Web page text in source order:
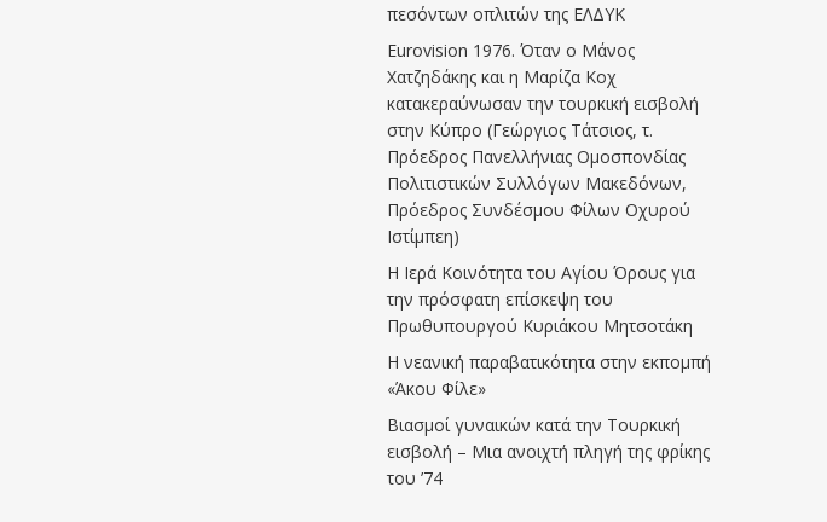
πεσόντων οπλιτών της ΕΛΔΥΚ
Eurovision 1976. Όταν ο Μάνος
Χατζηδάκης και η Μαρίζα Κοχ
κατακεραύνωσαν την τουρκική εισβολή
στην Κύπρο (Γεώργιος Τάτσιος, τ.
Πρόεδρος Πανελλήνιας Ομοσπονδίας
Πολιτιστικών Συλλόγων Μακεδόνων,
Πρόεδρος Συνδέσμου Φίλων Οχυρού
Ιστίμπεη)
Η Ιερά Κοινότητα του Αγίου Όρους για
την πρόσφατη επίσκεψη του
Πρωθυπουργού Κυριάκου Μητσοτάκη
Η νεανική παραβατικότητα στην εκπομπή
«Άκου Φίλε»
Βιασμοί γυναικών κατά την Τουρκική
εισβολή – Μια ανοιχτή πληγή της φρίκης
του ’74